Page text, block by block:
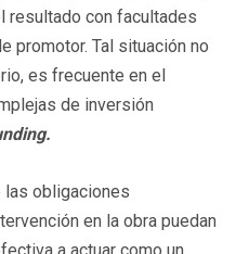
resultado con facultades
promotor. Tal situación no
es frecuente en el
de inversión
las obligaciones
en la obra puedan
a actuar como un